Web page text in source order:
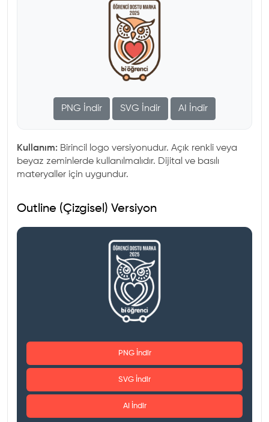
PNG İndir SVG İndir AI İndir
Kullanım: Birincil logo versiyonudur. Açık renkli veya
beyaz zeminlerde kullanılmalıdır. Dijital ve basılı
materyaller için uygundur.
Outline (Çizgisel) Versiyon
PNG İndir
SVG İndir
AI İndir